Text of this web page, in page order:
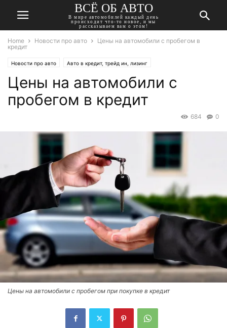
ВСЁ ОБ АВТО
В мире автомобилей каждый день
происходит что-то новое, и мы
рассказываем вам о этом!
Home Новости про авто
Цены на автомобили с пробегом в
кредит
Новости про авто Авто в кредит, трейд ин, лизинг
Цены на автомобили с
пробегом в кредит
0
684
Цены на автомобили с пробегом при покупке в кредит